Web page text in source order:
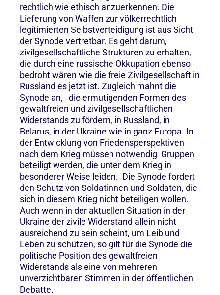
rechtlich wie ethisch anzuerkennen. Die
Lieferung von Waffen zur völkerrechtlich
legitimierten Selbstverteidigung ist aus Sicht
der Synode vertretbar. Es geht darum,
zivilgesellschaftliche Strukturen zu erhalten,
die durch eine russische Okkupation ebenso
bedroht wären wie die freie Zivilgesellschaft in
Russland es jetzt ist. Zugleich mahnt die
Synode an, die ermutigenden Formen des
gewaltfreien und zivilgesellschaftlichen
Widerstands zu fördern, in Russland, in
Belarus, in der Ukraine wie in ganz Europa. In
der Entwicklung von Friedensperspektiven
nach dem Krieg müssen notwendig Gruppen
beteiligt werden, die unter dem Krieg in
besonderer Weise leiden. Die Synode fordert
den Schutz von Soldatinnen und Soldaten, die
sich in diesem Krieg nicht beteiligen wollen.
Auch wenn in der aktuellen Situation in der
Ukraine der zivile Widerstand allein nicht
ausreichend zu sein scheint, um Leib und
Leben zu schützen, so gilt für die Synode die
politische Position des gewaltfreien
Widerstands als eine von mehreren
unverzichtbaren Stimmen in der öffentlichen
Debatte.